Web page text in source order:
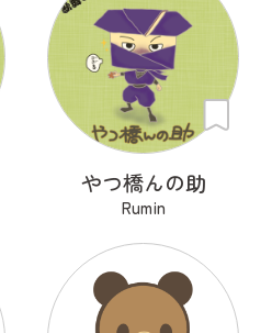
やつ橋んの助
Rumin